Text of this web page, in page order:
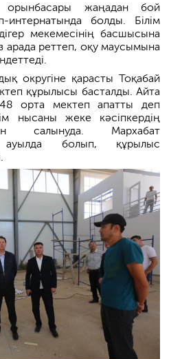
орынбасары жаңадан бой
болды. Білім
мекемесінің басшысына
арада реттеп, оқу маусымына
округіне қарасты Тоқабай
құрылысы басталды. Айта
орта мектеп апатты деп
нысаны жеке кәсіпкердің
салынуда. Мархабат
болып, құрылыс